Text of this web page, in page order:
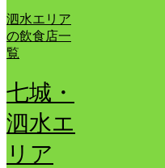
泗水エリア
の飲食店一
覧
七城・
泗水エ
リア